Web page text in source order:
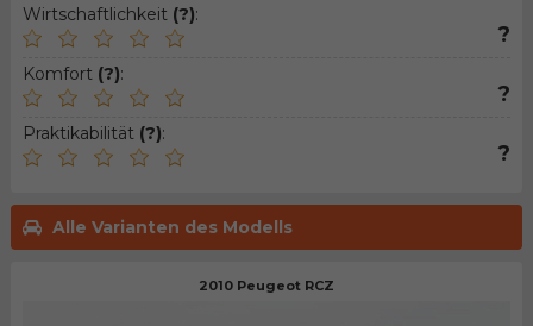
Wirtschaftlichkeit (?):
?
Komfort (?):
?
Praktikabilität (?):
?
Alle Varianten des Modells
2010 Peugeot RCZ